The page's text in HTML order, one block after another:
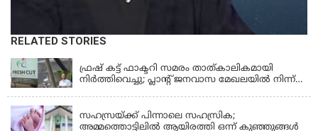
RELATED STORIES
KERALA
ഫ്രഷ് കട്ട് ഫാക്ടറി സമരം താത്കാലികമായി
നിർത്തിവെച്ചു; പ്ലാൻ്റ് ജനവാസ മേഖലയിൽ നിന്ന്
സഹസ്രയ്ക്ക് പിന്നാലെ സഹസ്രിക;
അമ്മത്തൊട്ടിലില്‍ ആയിരത്തി ഒന്ന് കുഞ്ഞുങ്ങള്‍